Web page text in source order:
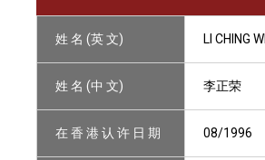
姓 名 (英 文) LI CHING
姓 名 (中 文) 李正荣
在 香 港 认 许 日 期 08/1996